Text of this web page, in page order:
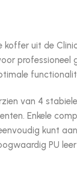
uit de
professioneel
van 4
Enkele
kunt
PU